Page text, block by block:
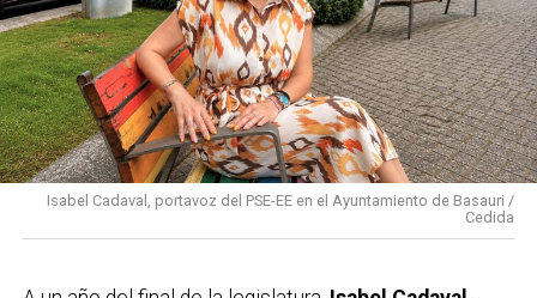
Isabel Cadaval, portavoz del PSE-EE en el Ayuntamiento de Basauri /
Cedida